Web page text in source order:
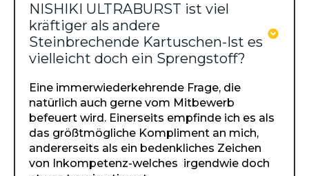
NISHIKI ULTRABURST ist viel
kräftiger als andere
Steinbrechende Kartuschen-Ist es
vielleicht doch ein Sprengstoff?
Eine immerwiederkehrende Frage, die
natürlich auch gerne vom Mitbewerb
befeuert wird. Einerseits empfinde ich es als
das größtmögliche Kompliment an mich,
andererseits als ein bedenkliches Zeichen
von Inkompetenz-welches irgendwie doch